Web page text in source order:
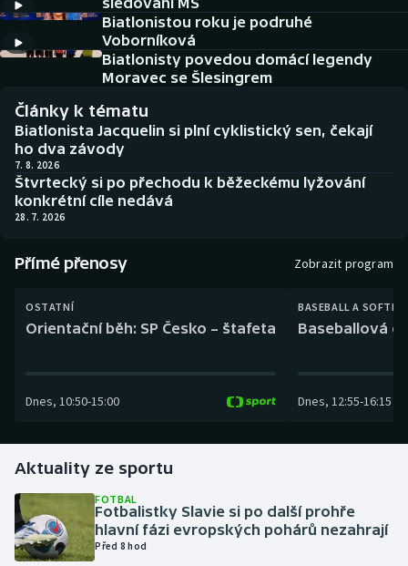
Baseball a softbal
Basketbal
Boby a skeleton
Box
Dostihy
Florbal
Golf
Gymnastika
Házená
Jezdectví
Soutěže
Historické návraty
AZ kvíz
Biatlonistou roku je podruhé
Voborníková
Biatlonisty povedou domácí legendy
Moravec se Šlesingrem
Články k tématu
Biatlonista Jacquelin si plní cyklistický sen, čekají
ho dva závody
7. 8. 2026
Štvrtecký si po přechodu k běžeckému lyžování
konkrétní cíle nedává
28. 7. 2026
Přímé přenosy Zobrazit program
OSTATNÍ
Orientační běh: SP Česko – štafeta
Dnes, 10:50-15:00
BASEBALL A
Baseballová
Dnes, 12:55-16:15
Aktuality ze sportu
FOTBAL
Fotbalistky Slavie si po další prohře
hlavní fázi evropských pohárů nezahrají
Před 8 hod